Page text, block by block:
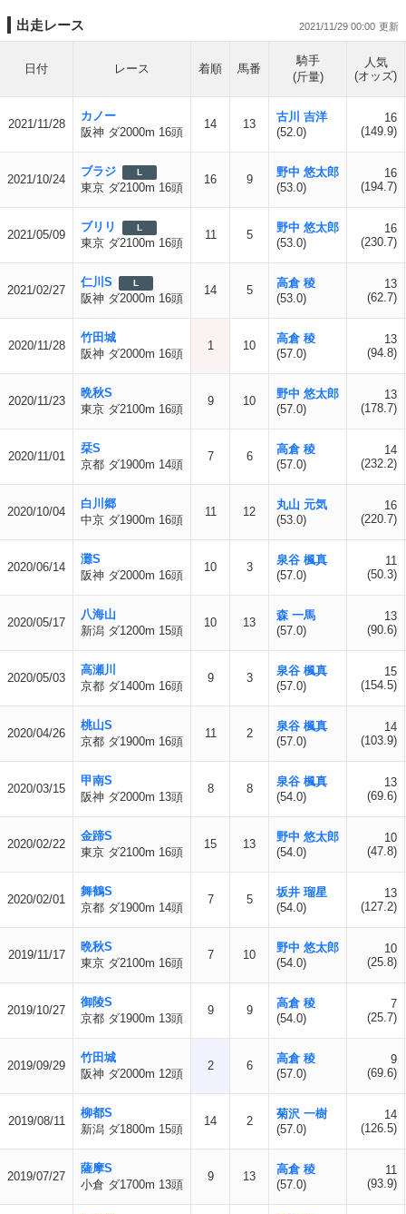
出走レース 2021/11/29 00:00
日付 レース 着順 馬番
騎手
(斤量)
人気
(オッズ)
2021/11/28
カノー
阪神 ダ2000m 16頭
14 13
古川 吉洋
(52.0)
16
(149.9)
2021/10/24
ブラジ L
東京 ダ2100m 16頭
16 9
野中 悠太郎
(53.0)
16
(194.7)
2021/05/09
ブリリ L
東京 ダ2100m 16頭
11 5
野中 悠太郎
(53.0)
16
(230.7)
2021/02/27
仁川S L
阪神 ダ2000m 16頭
14 5
高倉 稜
(53.0)
13
(62.7)
2020/11/28
竹田城
阪神 ダ2000m 16頭
1 10
高倉 稜
(57.0)
13
(94.8)
2020/11/23
晩秋S
東京 ダ2100m 16頭
9 10
野中 悠太郎
(57.0)
13
(178.7)
2020/11/01
栞S
京都 ダ1900m 14頭
7 6
高倉 稜
(57.0)
14
(232.2)
2020/10/04
白川郷
中京 ダ1900m 16頭
11 12
丸山 元気
(53.0)
16
(220.7)
2020/06/14
灘S
阪神 ダ2000m 16頭
10 3
泉谷 楓真
(57.0)
11
(50.3)
2020/05/17
八海山
新潟 ダ1200m 15頭
10 13
森 一馬
(57.0)
13
(90.6)
2020/05/03
高瀬川
京都 ダ1400m 16頭
9 3
泉谷 楓真
(57.0)
15
(154.5)
2020/04/26
桃山S
京都 ダ1900m 16頭
11 2
泉谷 楓真
(57.0)
14
(103.9)
2020/03/15
甲南S
阪神 ダ2000m 13頭
8 8
泉谷 楓真
(54.0)
13
(69.6)
2020/02/22
金蹄S
東京 ダ2100m 16頭
15 13
野中 悠太郎
(54.0)
10
(47.8)
2020/02/01
舞鶴S
京都 ダ1900m 14頭
7 5
坂井 瑠星
(54.0)
13
(127.2)
2019/11/17
晩秋S
東京 ダ2100m 16頭
7 10
野中 悠太郎
(54.0)
10
(25.8)
2019/10/27
御陵S
京都 ダ1900m 13頭
9 9
高倉 稜
(54.0)
7
(25.7)
2019/09/29
竹田城
阪神 ダ2000m 12頭
2 6
高倉 稜
(57.0)
9
(69.6)
2019/08/11
柳都S
新潟 ダ1800m 15頭
14 2
菊沢 一樹
(57.0)
14
(126.5)
2019/07/27
薩摩S
小倉 ダ1700m 13頭
9 13
高倉 稜
(57.0)
11
(93.9)